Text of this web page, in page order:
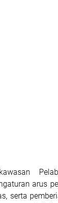
arus
serta